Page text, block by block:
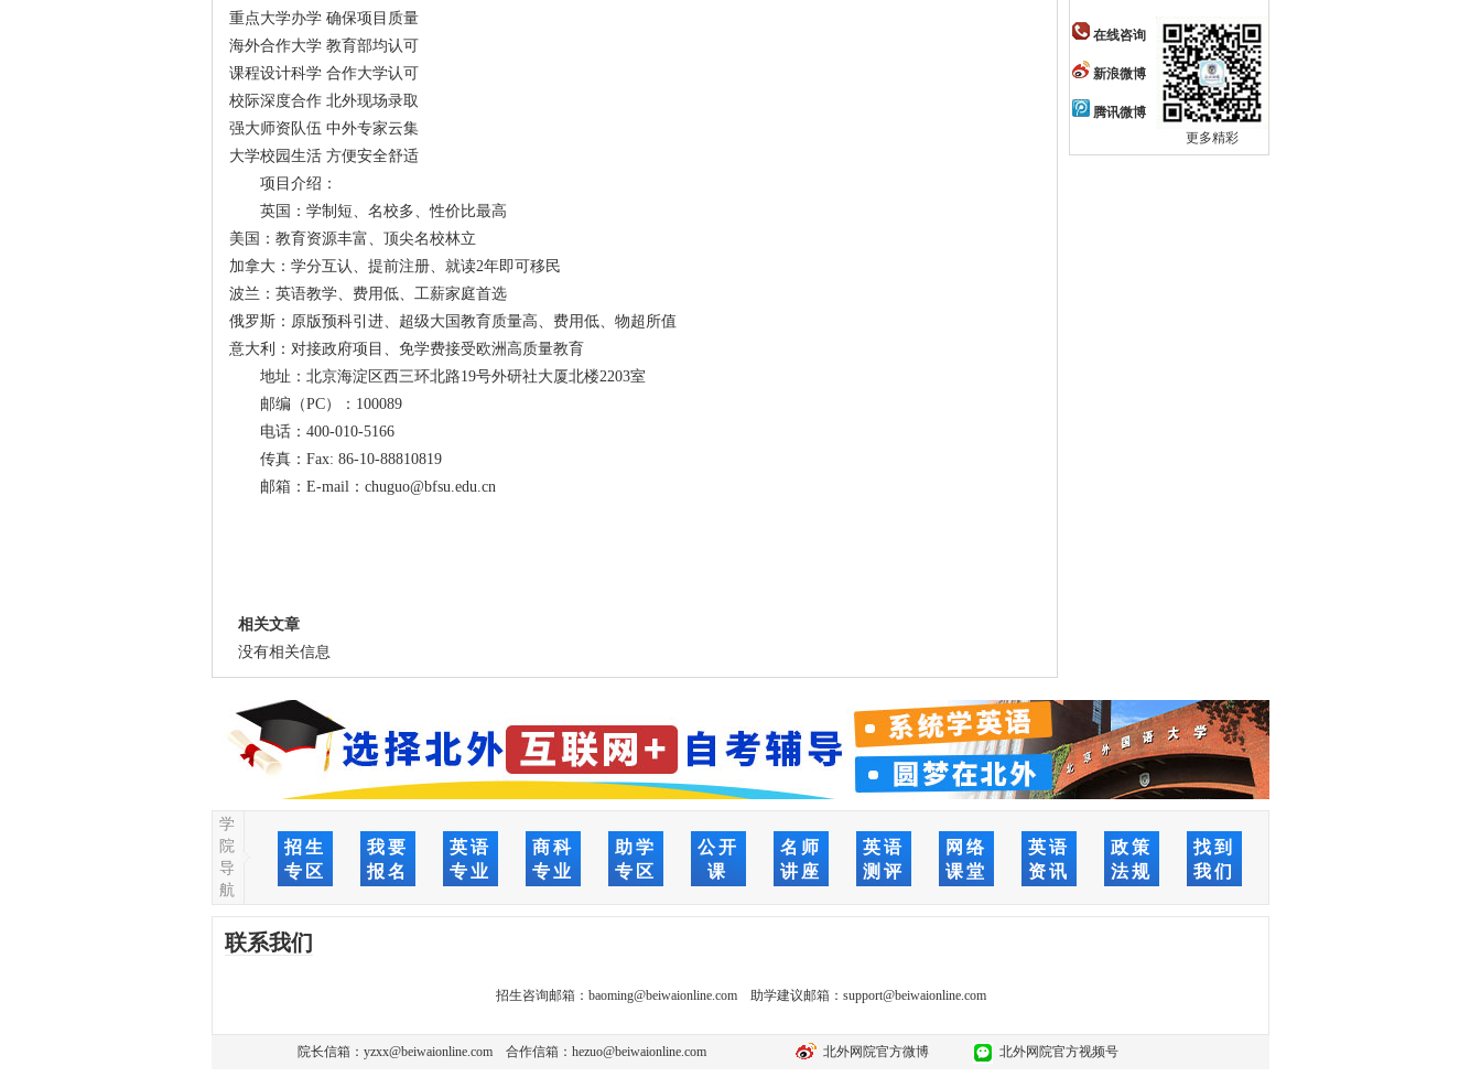
重点大学办学 确保项目质量
海外合作大学 教育部均认可
课程设计科学 合作大学认可
校际深度合作 北外现场录取
强大师资队伍 中外专家云集
大学校园生活 方便安全舒适
项目介绍：
英国：学制短、名校多、性价比最高
美国：教育资源丰富、顶尖名校林立
加拿大：学分互认、提前注册、就读2年即可移民
波兰：英语教学、费用低、工薪家庭首选
俄罗斯：原版预科引进、超级大国教育质量高、费用低、物超所值
意大利：对接政府项目、免学费接受欧洲高质量教育
地址：北京海淀区西三环北路19号外研社大厦北楼2203室
邮编（PC）：100089
电话：400-010-5166
传真：Fax: 86-10-88810819
邮箱：E-mail：chuguo@bfsu.edu.cn
相关文章
没有相关信息
在线咨询
新浪微博
腾讯微博
更多精彩
学
院
导
航
招生
专区
我要
报名
英语
专业
商科
专业
助学
专区
公开
课
名师
讲座
英语
测评
网络
课堂
英语
资讯
政策
法规
找到
我们
联系我们
招生咨询邮箱： baoming@beiwaionline.com助学建议邮箱： support@beiwaionline.com
院长信箱： yzxx@beiwaionline.com 合作信箱： hezuo@beiwaionline.com 北外网院官方微博 北外网院官方视频号